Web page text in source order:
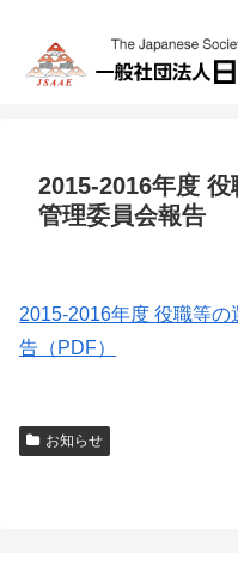
2015-2016年度
管理委員会報告
2015-2016年度 役職等
告（PDF）
お知らせ